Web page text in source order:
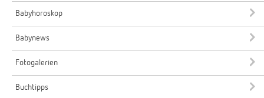
Babyhoroskop
Babynews
Fotogalerien
Buchtipps